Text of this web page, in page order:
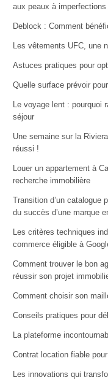
aux peaux à imperfections
Deblock : Comment
Les vêtements UFC, une
Astuces pratiques pour
Quelle surface prévoir
Le voyage lent : pourquoi
séjour
Une semaine sur la
réussi !
Louer un appartement à
recherche immobilière
Transition d’un catalogue
du succès d’une marque
Les critères techniques
commerce éligible à
Comment trouver le bon
réussir son projet
Comment choisir son
Conseils pratiques pour
La plateforme
Contrat location fiable
Les innovations qui